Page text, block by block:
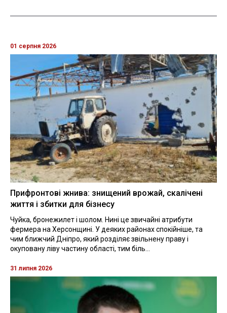
01 серпня 2026
Прифронтові жнива: знищений врожай, скалічені
життя і збитки для бізнесу
Чуйка, бронежилет і шолом. Нині це звичайні атрибути
фермера на Херсонщині. У деяких районах спокійніше, та
чим ближчий Дніпро, який розділяє звільнену праву і
окуповану ліву частину області, тим біль...
31 липня 2026